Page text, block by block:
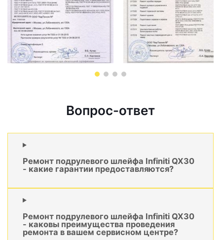
Вопрос-ответ
Ремонт подрулевого шлейфа Infiniti QX30
- какие гарантии предоставляются?
Ремонт подрулевого шлейфа Infiniti QX30
- каковы преимущества проведения
ремонта в вашем сервисном центре?